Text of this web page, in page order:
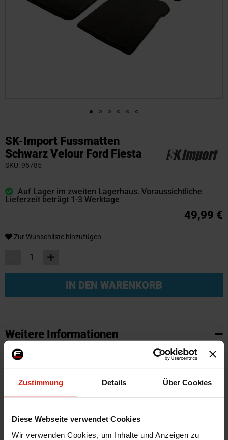
Zustimmung Details Über Cookies
Diese Webseite verwendet Cookies
Wir verwenden Cookies, um Inhalte und Anzeigen zu
SK-Import Fussmatten
Schwarz Velour Ford Fiesta
SKU 95785
Auf Lager im zweiten Lagerhaus. Voraussichtliche
Lieferzeit beträgt 1-3 Werktage
49,99 €
Zur Wunschliste hinzufügen
IN DEN WARENKORB
Anfang
der
Bildgalerie
Weitere Informationen
Weitere
SKU
Marke
SK-Import
Zertifikat
Kein Gutachten oder ABE
Montagematerial
Nein
Herstellercode
TM FO547V